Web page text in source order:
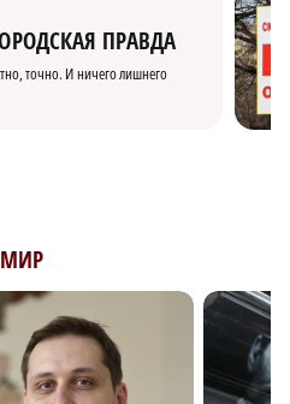
ПРАВДА
точно. И ничего лишнего